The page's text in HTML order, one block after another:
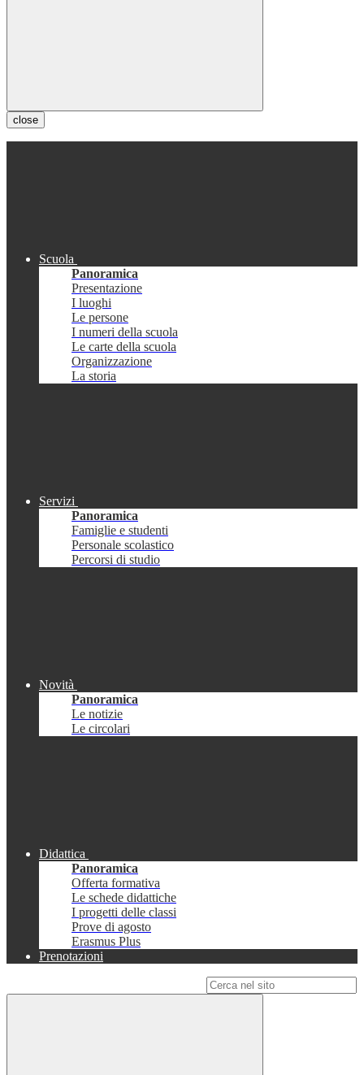
close
Scuola
Panoramica
Presentazione
I luoghi
Le persone
I numeri della scuola
Le carte della scuola
Organizzazione
La storia
Servizi
Panoramica
Famiglie e studenti
Personale scolastico
Percorsi di studio
Novità
Panoramica
Le notizie
Le circolari
Didattica
Panoramica
Offerta formativa
Le schede didattiche
I progetti delle classi
Prove di agosto
Erasmus Plus
Prenotazioni